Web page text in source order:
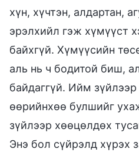
хүн, хүчтэн, алдартан,
эрэлхийл гэж хүмүүст
байхгүй. Хүмүүсийн
аль нь ч бодитой биш,
байдаггүй. Ийм
өөрийнхөө булшийг
зүйлээр хөөцөлдөх
Энэ бол сүйрэлд хүрэх